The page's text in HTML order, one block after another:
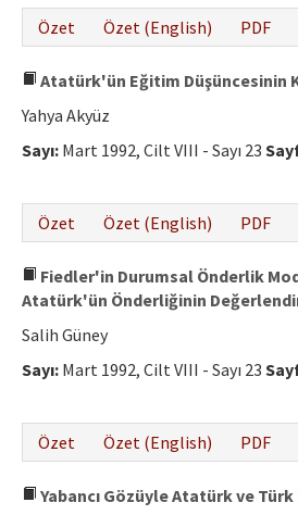
Özet
Özet (English) PDF
Atatürk'ün Eğitim Düşüncesinin
Yahya Akyüz
Sayı: Mart 1992, Cilt VIII - Sayı 23
Özet
Özet (English) PDF
Fiedler'in Durumsal Önderlik
Atatürk'ün Önderliğinin
Salih Güney
Sayı: Mart 1992, Cilt VIII - Sayı 23
Özet
Özet (English) PDF
Yabancı Gözüyle Atatürk ve Türk